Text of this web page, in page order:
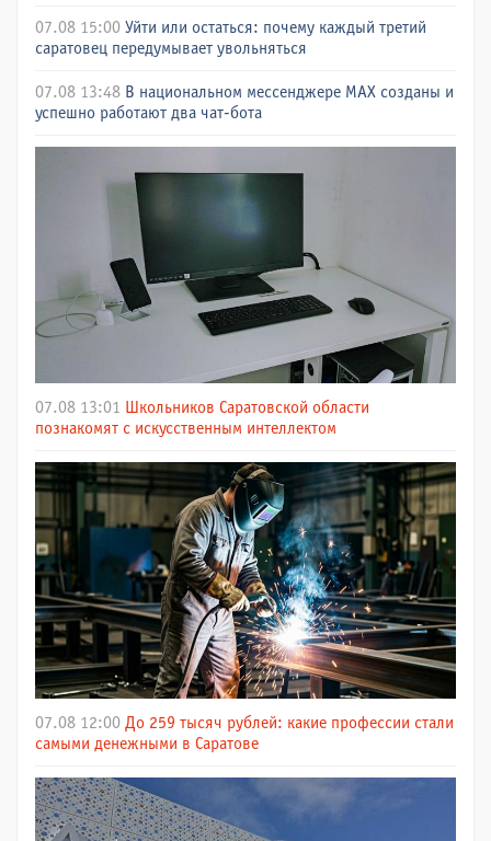
07.08 15:00 Уйти или остаться: почему каждый третий
саратовец передумывает увольняться
07.08 13:48 В национальном мессенджере МАХ созданы и
успешно работают два чат-бота
07.08 13:01
Школьников Саратовской области
познакомят с искусственным интеллектом
07.08 12:00 До 259 тысяч рублей: какие профессии стали
самыми денежными в Саратове